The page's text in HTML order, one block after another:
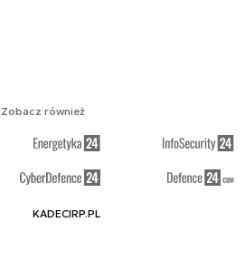
Zobacz również
KADECIRP.PL